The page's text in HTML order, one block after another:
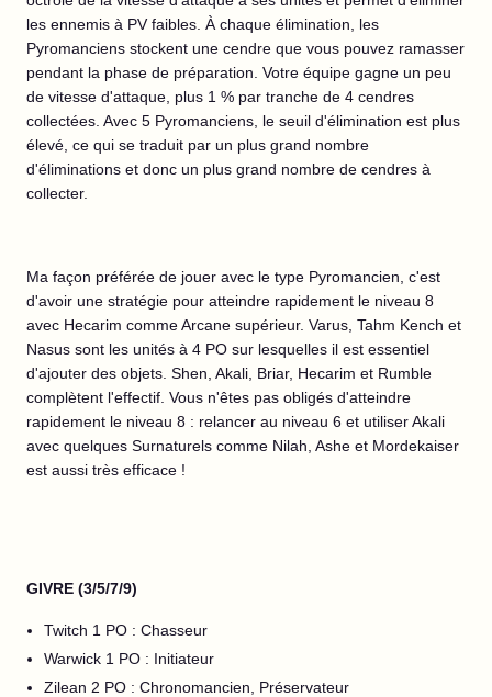
les ennemis à PV faibles. À chaque élimination, les
Pyromanciens stockent une cendre que vous pouvez ramasser
pendant la phase de préparation. Votre équipe gagne un peu
de vitesse d'attaque, plus 1 % par tranche de 4 cendres
collectées. Avec 5 Pyromanciens, le seuil d'élimination est plus
élevé, ce qui se traduit par un plus grand nombre
d'éliminations et donc un plus grand nombre de cendres à
collecter.
Ma façon préférée de jouer avec le type Pyromancien, c'est
d'avoir une stratégie pour atteindre rapidement le niveau 8
avec Hecarim comme Arcane supérieur. Varus, Tahm Kench et
Nasus sont les unités à 4 PO sur lesquelles il est essentiel
d'ajouter des objets. Shen, Akali, Briar, Hecarim et Rumble
complètent l'effectif. Vous n'êtes pas obligés d'atteindre
rapidement le niveau 8 : relancer au niveau 6 et utiliser Akali
avec quelques Surnaturels comme Nilah, Ashe et Mordekaiser
est aussi très efficace !
GIVRE (3/5/7/9)
Twitch 1 PO : Chasseur
Warwick 1 PO : Initiateur
Zilean 2 PO : Chronomancien, Préservateur